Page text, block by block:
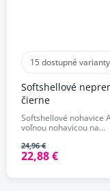
15 dostupné varianty
Softshellové
čierne
Softshellové nohavice
voľnou nohavicou na…
24,96 €
22,88 €